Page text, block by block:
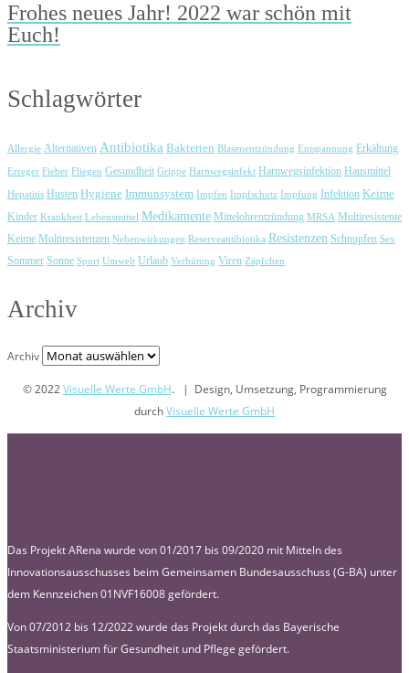
Frohes neues Jahr! 2022 war schön mit
Euch!
Schlagwörter
Allergie Alternativen Antibiotika Bakterien Blasenentzündung Entspannung Erkältung
Erreger Fieber Fliegen Gesundheit Grippe Harnwegsinfekt Harnwegsinfektion Hausmittel
Hepatitis Husten Hygiene Immunsystem Impfen Impfschutz Impfung Infektion Keime
Kinder Krankheit Lebensmittel Medikamente Mittelohrentzündung MRSA Multiresistente
Keime Multiresistenzen Nebenwirkungen Reserveantibiotika Resistenzen Schnupfen Sex
Sommer Sonne Sport Umwelt Urlaub Verhütung Viren Zäpfchen
Archiv
Archiv
© 2022Visuelle Werte GmbH. | Design, Umsetzung, Programmierung
durchVisuelle Werte GmbH
Das Projekt ARena wurde von 01/2017 bis 09/2020 mit Mitteln des
Innovationsausschusses beim Gemeinsamen Bundesausschuss (G-BA) unter
dem Kennzeichen 01NVF16008 gefördert.
Von 07/2012 bis 12/2022 wurde das Projekt durch das Bayerische
Staatsministerium für Gesundheit und Pflege gefördert.